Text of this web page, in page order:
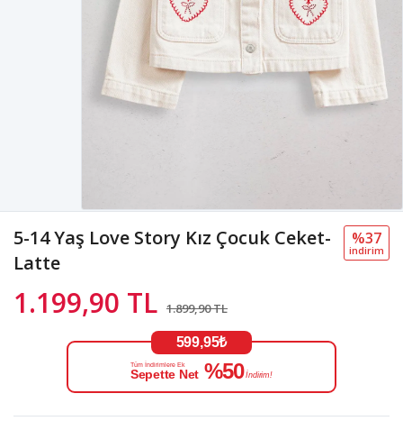
5-14 Yaş Love Story Kız Çocuk Ceket-
Latte
1.199,90 TL 1.899,90 TL
%37
i̇ndi̇ri̇m
599,95₺
Tüm İndirimlere Ek
Sepette Net %50 İndirim!